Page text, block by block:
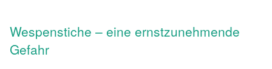
Wespenstiche – eine ernstzunehmende
Gefahr